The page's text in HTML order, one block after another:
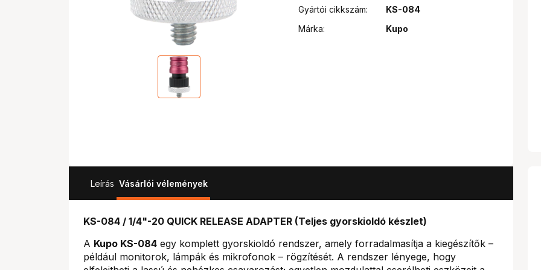
Gyártói cikkszám:
KS-084
Márka:
Kupo
Leírás Vásárlói vélemények
KS-084 / 1/4"-20 QUICK RELEASE ADAPTER (Teljes gyorskioldó készlet)
A Kupo KS-084 egy komplett gyorskioldó rendszer, amely forradalmasítja a kiegészítők –
például monitorok, lámpák és mikrofonok – rögzítését. A rendszer lényege, hogy